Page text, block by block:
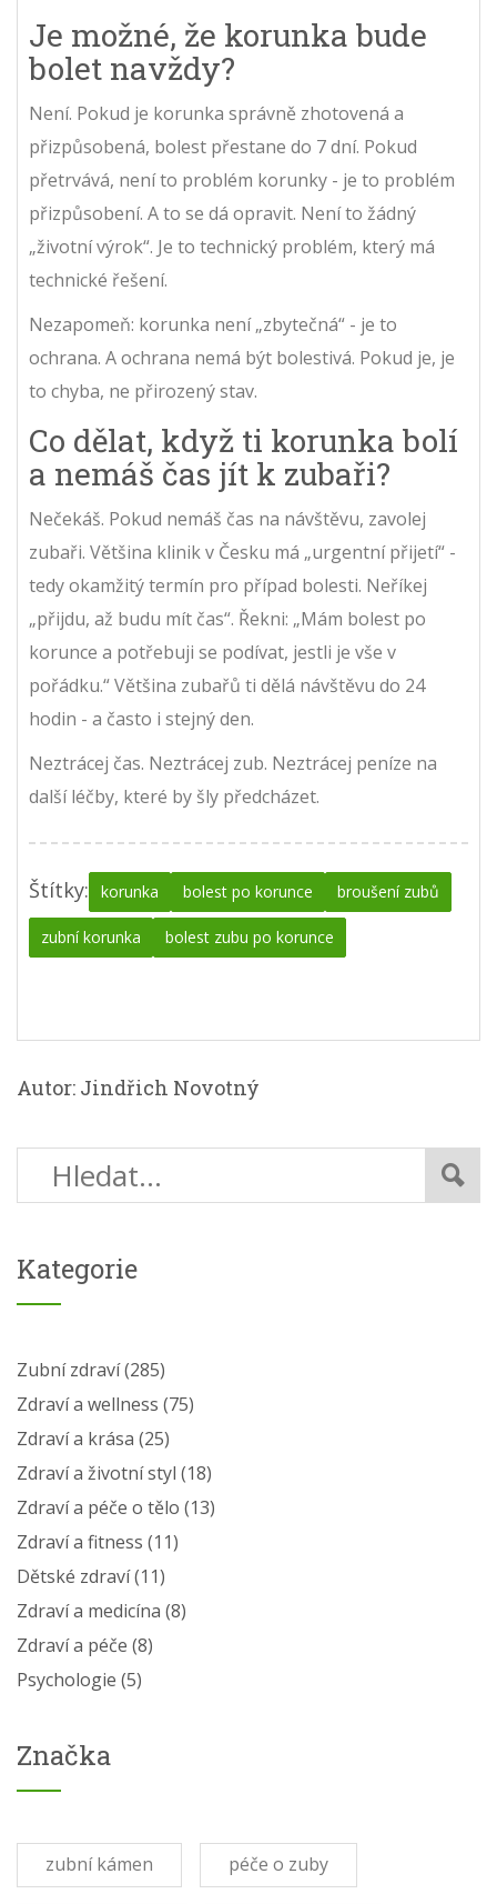
Je možné, že korunka bude
bolet navždy?
Není. Pokud je korunka správně zhotovená a
přizpůsobená, bolest přestane do 7 dní. Pokud
přetrvává, není to problém korunky - je to problém
přizpůsobení. A to se dá opravit. Není to žádný
„životní výrok“. Je to technický problém, který má
technické řešení.
Nezapomeň: korunka není „zbytečná“ - je to
ochrana. A ochrana nemá být bolestivá. Pokud je, je
to chyba, ne přirozený stav.
Co dělat, když ti korunka bolí
a nemáš čas jít k zubaři?
Nečekáš. Pokud nemáš čas na návštěvu, zavolej
zubaři. Většina klinik v Česku má „urgentní přijetí“ -
tedy okamžitý termín pro případ bolesti. Neříkej
„přijdu, až budu mít čas“. Řekni: „Mám bolest po
korunce a potřebuji se podívat, jestli je vše v
pořádku.“ Většina zubařů ti dělá návštěvu do 24
hodin - a často i stejný den.
Neztrácej čas. Neztrácej zub. Neztrácej peníze na
další léčby, které by šly předcházet.
Štítky: korunka bolest po korunce broušení zubů
zubní korunka bolest zubu po korunce
Autor: Jindřich Novotný
Kategorie
Zubní zdraví(285)
Zdraví a wellness (75)
Zdraví a krása (25)
Zdraví a životní styl (18)
Zdraví a péče o tělo (13)
Zdraví a fitness (11)
Dětské zdraví(11)
Zdraví a medicína (8)
Zdraví a péče (8)
Psychologie (5)
Značka
zubní kámen péče o zuby